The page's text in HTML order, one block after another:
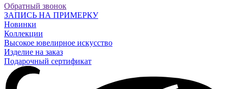
Обратный звонок
ЗАПИСЬ НА ПРИМЕРКУ
Новинки
Коллекции
Высокое ювелирное искусство
Изделие на заказ
Подарочный сертификат